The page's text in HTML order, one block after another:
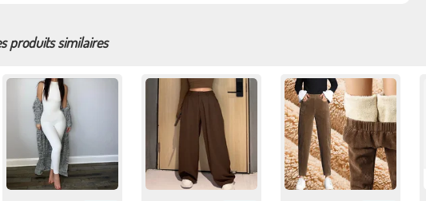
produits similaires